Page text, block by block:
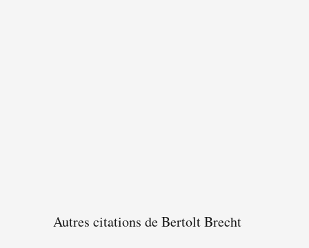
Autres citations de Bertolt Brecht